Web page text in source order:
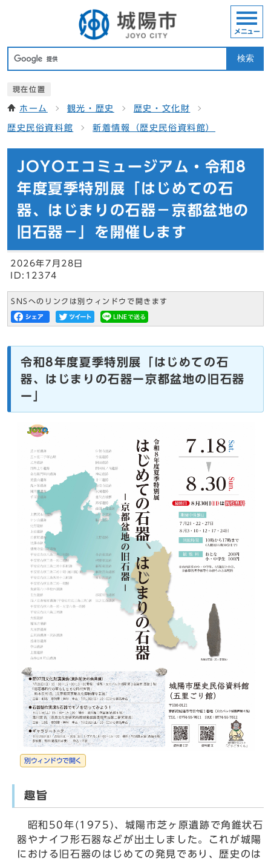
検索
メニュー
現在位置
ホーム 観光・歴史 歴史・文化財
歴史民俗資料館 新着情報（歴史民俗資料館）
JOYOエコミュージアム・令和8
年度夏季特別展「はじめての石
器、はじまりの石器－京都盆地の
旧石器－」を開催します
2026年7月28日
ID:12374
SNSへのリンクは別ウィンドウで開きます
令和8年度夏季特別展「はじめての石
器、はじまりの石器ー京都盆地の旧石器
ー」
別ウィンドウで開く
趣旨
昭和50年(1975)、城陽市芝ヶ原遺跡で角錐状石
器やナイフ形石器などが出土しました。これが城陽
における旧石器のはじめての発見であり、歴史のは